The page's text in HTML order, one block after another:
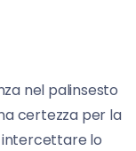
nel palinsesto
certezza per la
intercettare lo